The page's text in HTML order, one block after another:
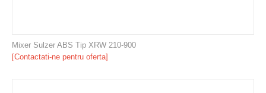
Mixer Sulzer ABS Tip XRW 210-900
[Contactati-ne pentru oferta]